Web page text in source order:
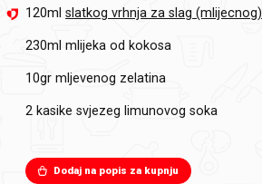
120ml slatkog vrhnja za slag (mlijecnog)
230ml mlijeka od kokosa
10gr mljevenog zelatina
2 kasike svjezeg limunovog soka
Dodaj na popis za kupnju